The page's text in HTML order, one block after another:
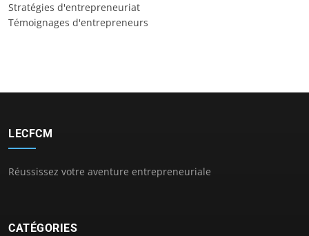
Stratégies d'entrepreneuriat
Témoignages d'entrepreneurs
LECFCM
Réussissez votre aventure entrepreneuriale
CATÉGORIES